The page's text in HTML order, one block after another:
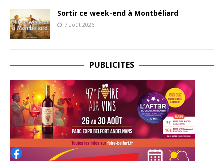
Sortir ce week-end à Montbéliard
7 août 2026
PUBLICITES